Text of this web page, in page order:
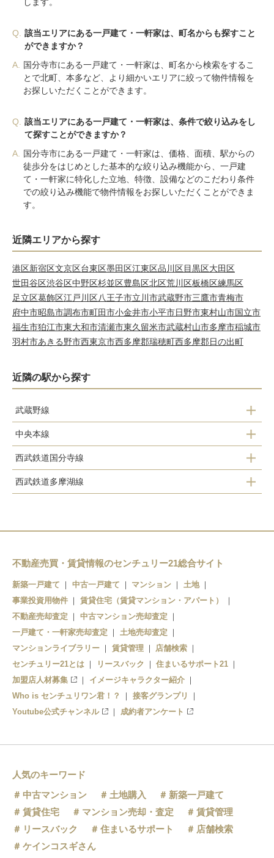
Q.
該当エリアにある一戸建て・一軒家は、町名からも探すこと
ができますか？
A.
国分寺市にある一戸建て・一軒家は、町名から検索をするこ
とで北町、本多など、より細かいエリアに絞って物件情報を
お探しいただくことができます。
Q.
該当エリアにある一戸建て・一軒家は、条件で絞り込みをし
て探すことができますか？
A.
国分寺市にある一戸建て・一軒家は、価格、面積、駅からの
徒歩分をはじめとした基本的な絞り込み機能から、一戸建
て・一軒家に特化した立地、特徴、設備などのこだわり条件
での絞り込み機能で物件情報をお探しいただくことができま
す。
近隣エリアから探す
港区新宿区文京区台東区墨田区江東区品川区目黒区大田区
世田谷区渋谷区中野区杉並区豊島区北区荒川区板橋区練馬区
足立区葛飾区江戸川区八王子市立川市武蔵野市三鷹市青梅市
府中市昭島市調布市町田市小金井市小平市日野市東村山市国立市
福生市狛江市東大和市清瀬市東久留米市武蔵村山市多摩市稲城市
羽村市あきる野市西東京市西多摩郡瑞穂町西多摩郡日の出町
近隣の駅から探す
武蔵野線
西国分寺駅
中央本線
国分寺駅
西国分寺駅
西武鉄道国分寺線
恋ヶ窪駅
西武鉄道多摩湖線
不動産売買・賃貸情報のセンチュリー21総合サイト
新築一戸建て 中古一戸建て マンション
土地
事業投資用物件
賃貸住宅（賃貸マンション・アパート）
不動産売却査定
中古マンション売却査定
一戸建て・一軒家売却査定
土地売却査定
マンションライブラリー
賃貸管理
店舗検索
センチュリー21とは
リースバック
住まいるサポート21
加盟店人材募集
イメージキャラクター紹介
Who is センチュリワン君！？
接客グランプリ
Youtube公式チャンネル
成約者アンケート
人気のキーワード
中古マンション
土地購入
新築一戸建て
賃貸住宅
マンション売却・査定
賃貸管理
リースバック
住まいるサポート
店舗検索
ケインコスギさん